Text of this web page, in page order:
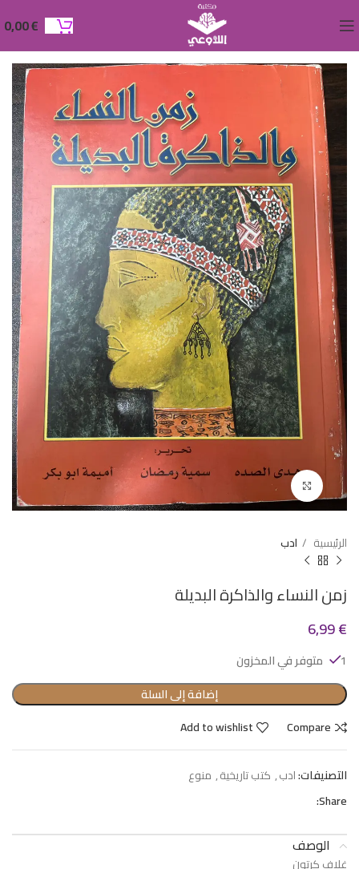
0,00€
Click to enlarge
الرئيسية ادب
زمن النساء والذاكرة البديلة
6,99€
1 متوفر في المخزون
إضافة إلى السلة
Compare
Add to wishlist
التصنيفات:ادب, كتب تاريخية, منوع
Share:
الوصف
غلاف كرتون